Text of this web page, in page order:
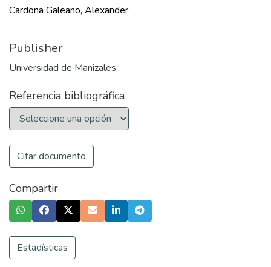
Cardona Galeano, Alexander
Publisher
Universidad de Manizales
Referencia bibliográfica
Citar documento
Compartir
Estadísticas